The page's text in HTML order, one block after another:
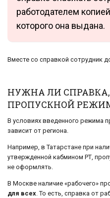
работодателем
которого она выдана.
Вместе со справкой сотрудник
НУЖНА ЛИ
ПРОПУСКНОЙ
В условиях введенного режима
зависит от региона.
Например, в Татарстане при
утвержденной кабмином РТ,
не оформлять.
В Москве наличие «рабочего»
для всех . То есть, справка от